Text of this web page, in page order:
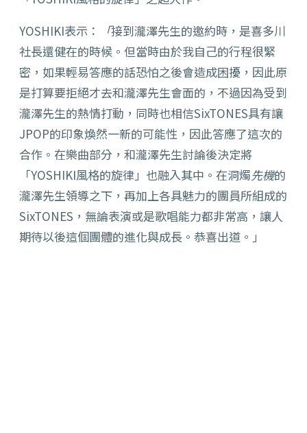
YOSHIKI表示：
「接到瀧澤先生的邀約時，是喜多川
社長還健在的時候。但當時由於我自己的行程很緊
密，如果輕易答應的話恐怕之後會造成困擾，因此原
是打算要拒絕才去和瀧澤先生會面的，不過因為受到
瀧澤先生的熱情打動，同時也相信SixTONES具有讓
JPOP的印象煥然一新的可能性，因此答應了這次的
合作。在樂曲部分，和瀧澤先生討論後決定將
「YOSHIKI風格的旋律」也融入其中。在洞燭先機的
瀧澤先生領導之下，再加上各具魅力的團員所組成的
SixTONES，無論表演或是歌唱能力都非常高，讓人
期待以後這個團體的進化與成長。恭喜出道。」